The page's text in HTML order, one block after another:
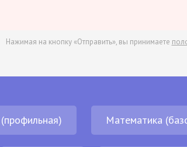
Нажимая на кнопку «Отправить», вы принимаете
Математика